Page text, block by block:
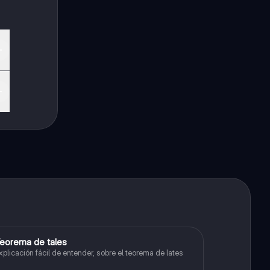
Matemáticasde tales
fácil de entender, sobre el teorema de lates